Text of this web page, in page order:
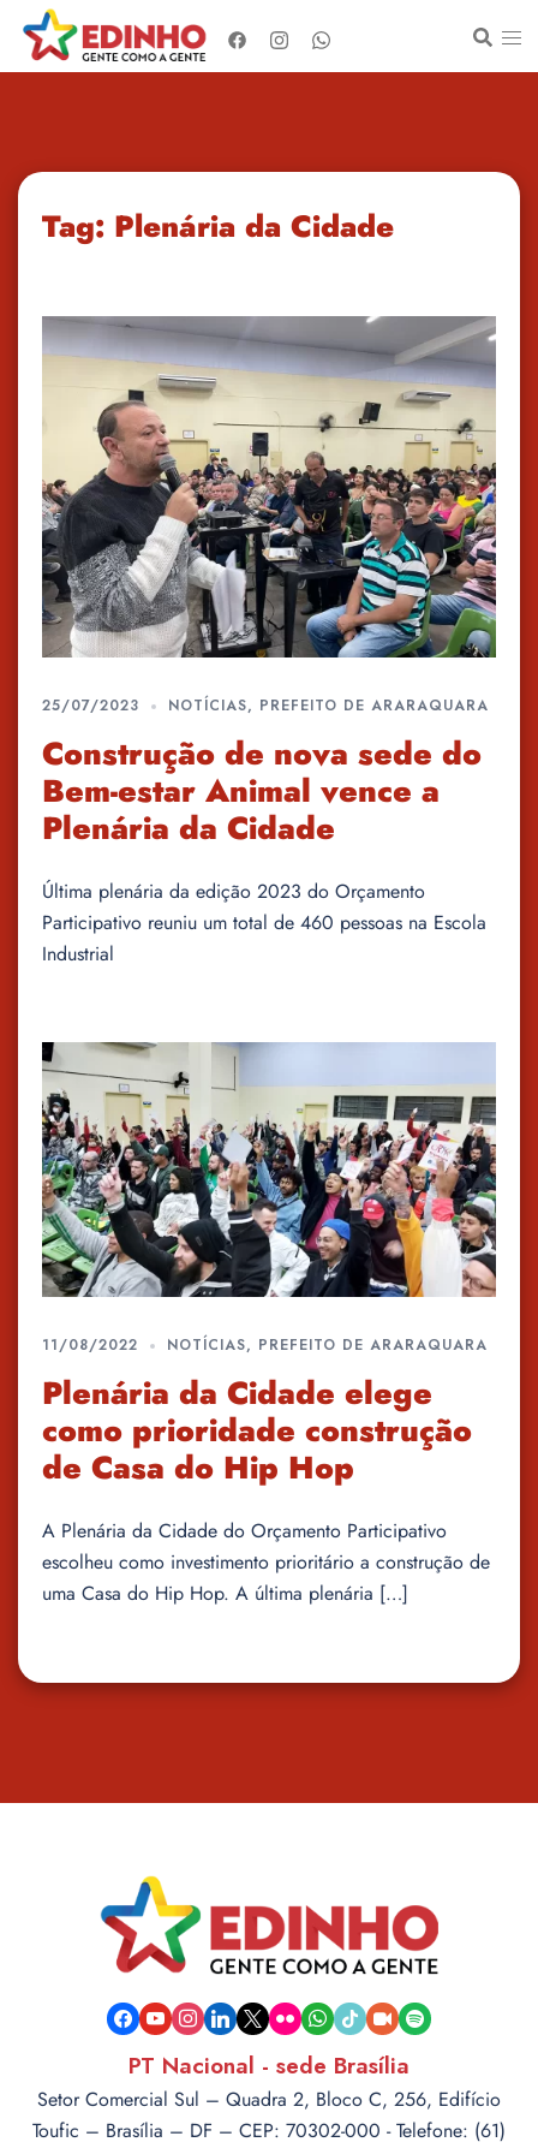
para
o
Tag: Plenária da Cidade
25/07/2023 NOTÍCIAS, PREFEITO DE ARARAQUARA
Construção de nova sede do
Bem-estar Animal vence a
Plenária da Cidade
Última plenária da edição 2023 do Orçamento
Participativo reuniu um total de 460 pessoas na Escola
Industrial
11/08/2022 NOTÍCIAS, PREFEITO DE ARARAQUARA
Plenária da Cidade elege
como prioridade construção
de Casa do Hip Hop
A Plenária da Cidade do Orçamento Participativo
escolheu como investimento prioritário a construção de
uma Casa do Hip Hop. A última plenária […]
facebook
youtubeinstagram
linkedin
x flickrwhatsapp
tiktokvideo-spotify
PT Nacional - sede Brasília
Setor Comercial Sul – Quadra 2, Bloco C, 256, Edifício
Toufic – Brasília – DF – CEP: 70302-000 - Telefone: (61)